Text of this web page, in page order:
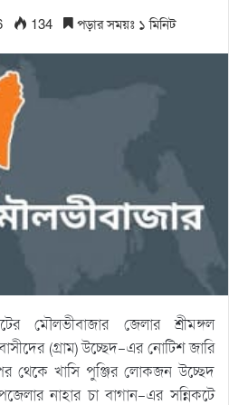
134 পড়ার সময়ঃ ১ মিনিট
মৌলভীবাজার জেলার শ্রীমঙ্গল
(গ্রাম) উচ্ছেদ-এর নোটিশ জারি
থেকে খাসি পুঞ্জির লোকজন উচ্ছেদ
নাহার চা বাগান-এর সন্নিকটে